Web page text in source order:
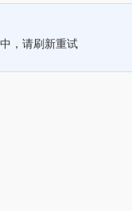
，请刷新重试